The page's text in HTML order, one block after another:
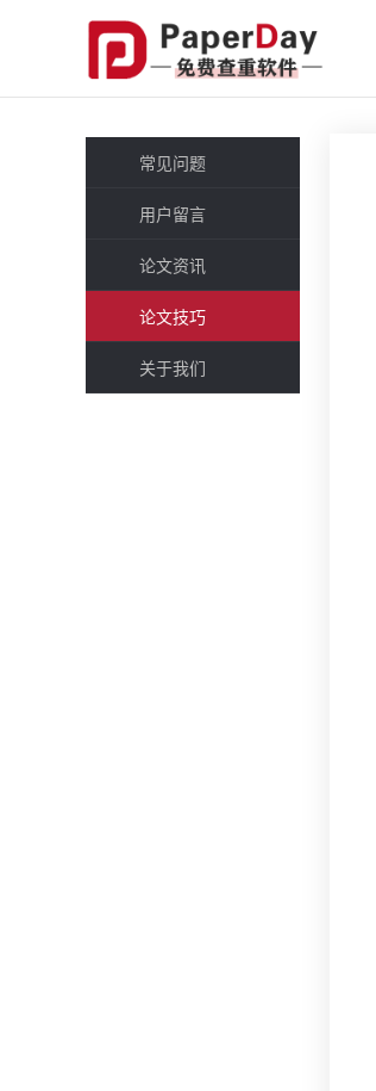
常见问题
用户留言
论文资讯
论文技巧
关于我们